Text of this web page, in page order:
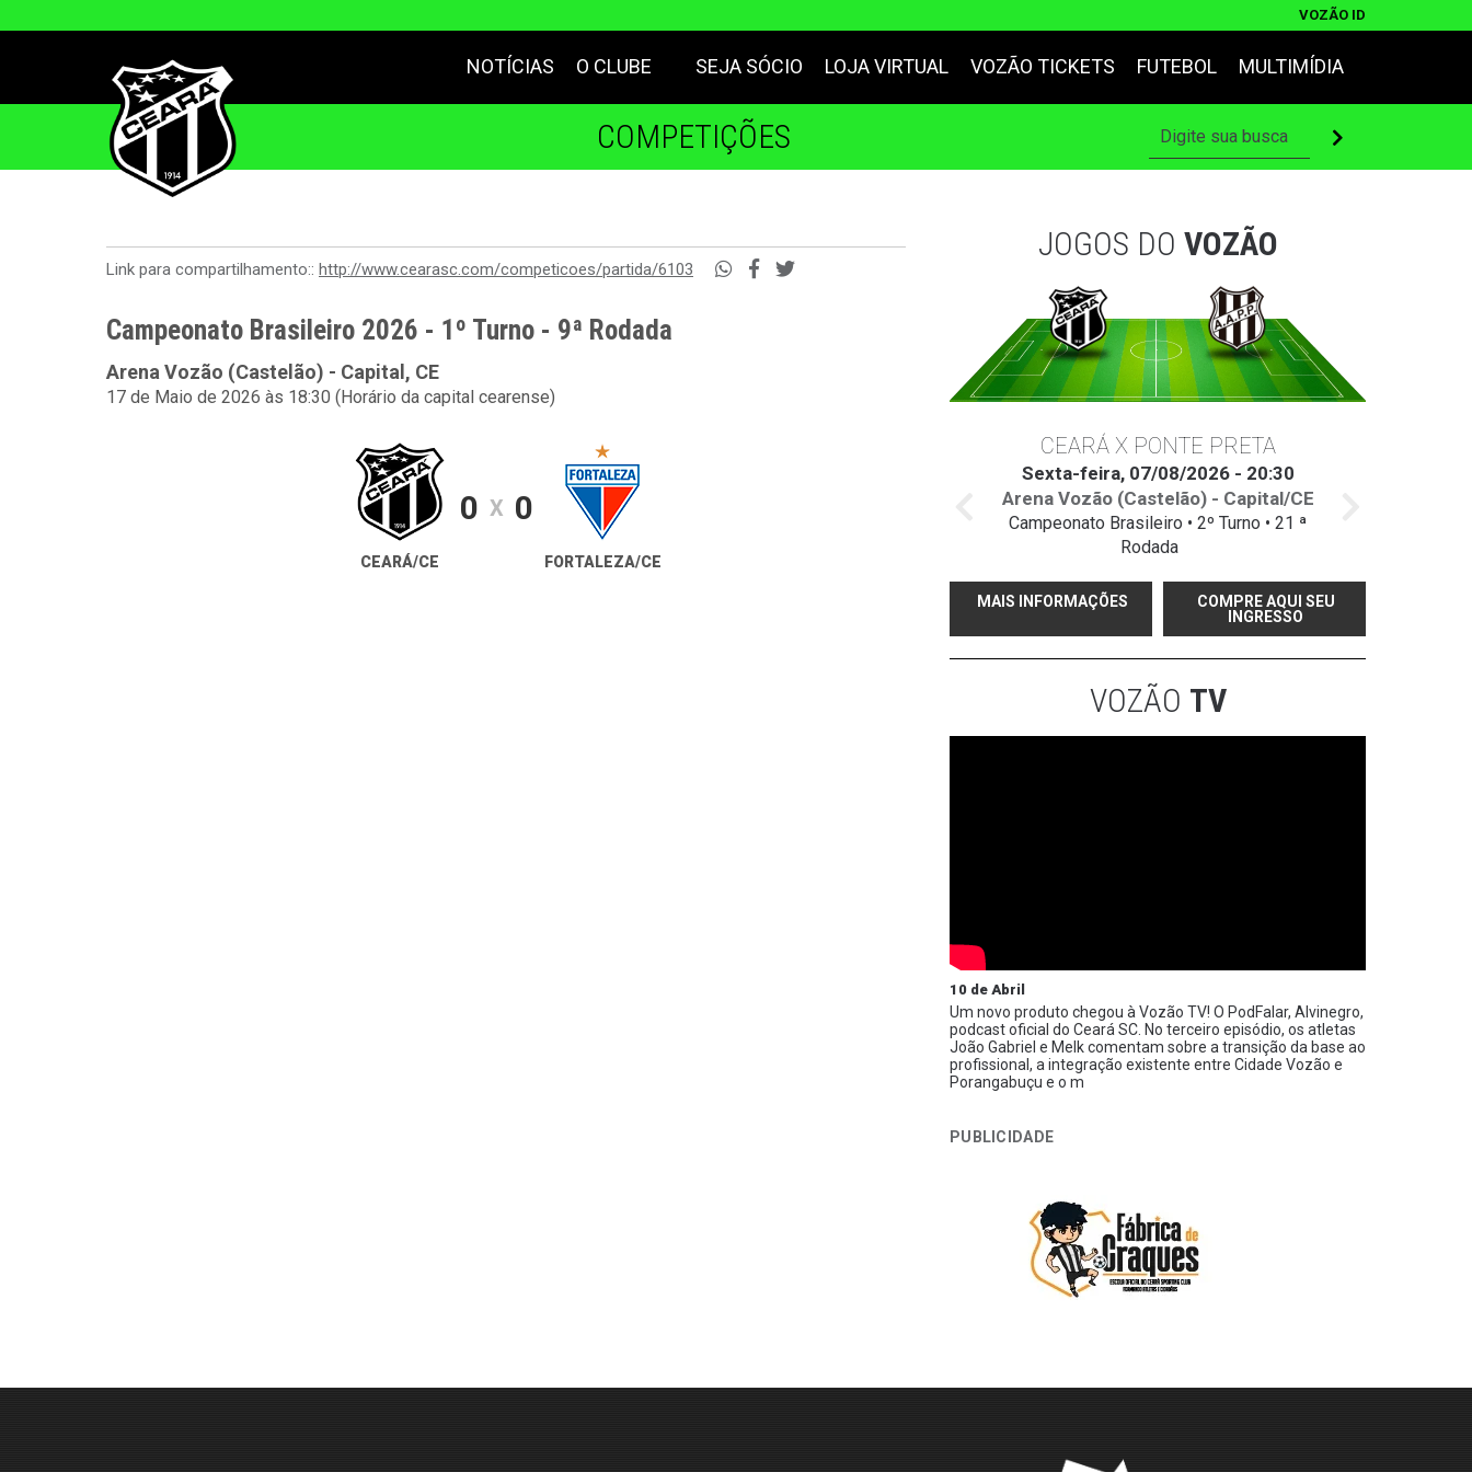
VOZÃO ID
NOTÍCIAS O CLUBE SEJA SÓCIO LOJA VIRTUAL VOZÃO TICKETS FUTEBOL MULTIMÍDIA
COMPETIÇÕES
Link para compartilhamento:: http://www.cearasc.com/competicoes/partida/6103
Campeonato Brasileiro 2026 - 1º Turno - 9ª Rodada
Arena Vozão (Castelão) - Capital, CE
17 de Maio de 2026 às 18:30 (Horário da capital cearense)
CEARÁ/CE
0 X 0
FORTALEZA/CE
JOGOS DO VOZÃO
CEARÁ X PONTE PRETA
Sexta-feira, 07/08/2026 - 20:30
Arena Vozão (Castelão) - Capital/CE
Campeonato Brasileiro • 2º Turno • 21 ª
Rodada
MAIS INFORMAÇÕES
COMPRE AQUI SEU
INGRESSO
VOZÃO TV
10 de Abril
Um novo produto chegou à Vozão TV! O PodFalar, Alvinegro,
podcast oficial do Ceará SC. No terceiro episódio, os atletas
João Gabriel e Melk comentam sobre a transição da base ao
profissional, a integração existente entre Cidade Vozão e
Porangabuçu e o m
PUBLICIDADE